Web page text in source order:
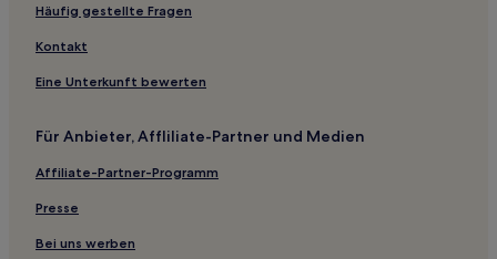
Alt Panstorf Hotels
Hotels nahe Hundestrand
Lohmen Hotels
Hotels nahe Badestelle Wanzkaer See - Wanzka
Gehlsbach Hotels
Hafendorf Hotels
Neu Poserin Hotels
Häufig gestellte Fragen
Kontakt
Eine Unterkunft bewerten
Für Anbieter, Affliliate-Partner und Medien
Affiliate-Partner-Programm
Presse
Bei uns werben